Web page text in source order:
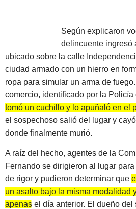
Según explicaron
delincuente ingresó
ubicado sobre la calle
ciudad armado con un hierro en
ropa para simular un arma de
comercio, identificado por la Policía
tomó un cuchillo y lo apuñaló en el
el sospechoso salió del lugar y
donde finalmente murió.
A raíz del hecho, agentes de la
Fernando se dirigieron al lugar
de rigor y pudieron determinar que
un asalto bajo la misma modalidad
apenas el día anterior. El dueño del